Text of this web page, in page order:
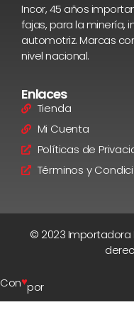
Incor, 45 años
fajas, para la minería,
automotriz. Marcas
nivel nacional.
Enlaces
Tienda
Mi Cuenta
Políticas de
Términos y
© 2023 Importadora
Con♥por